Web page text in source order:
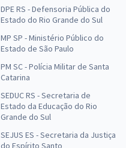
DPE RS - Defensoria Pública do
Estado do Rio Grande do Sul
MP SP - Ministério Público do
Estado de São Paulo
PM SC - Polícia Militar de Santa
Catarina
SEDUC RS - Secretaria de
Estado da Educação do Rio
Grande do Sul
SEJUS ES - Secretaria da Justiça
do Espírito Santo